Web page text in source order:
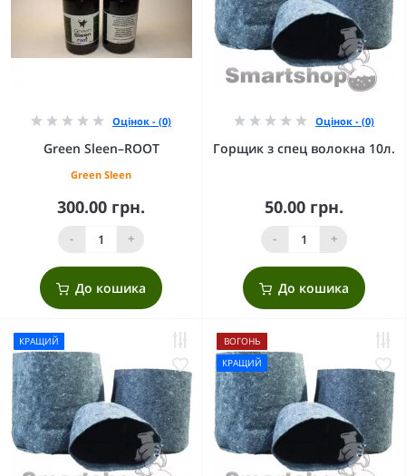
Оцінок - (0)
Green Sleen–ROOT
Green Sleen
300.00 грн.
- +
До кошика
Оцінок - (0)
Горщик з спец волокна 10л.
50.00 грн.
- +
До кошика
КРАЩИЙ
ВОГОНЬ
КРАЩИЙ